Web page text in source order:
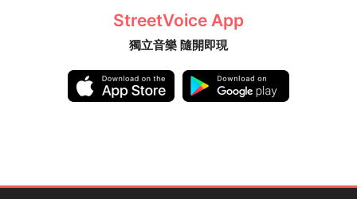
StreetVoice App
獨立音樂 隨開即現